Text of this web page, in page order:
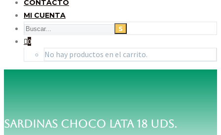
CONTACTO
MI CUENTA
0
No hay productos en el carrito.
SARDINAS CHOCO LATA 18 UDS.